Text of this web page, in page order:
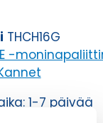
THCH16G
-
1-7 päivää